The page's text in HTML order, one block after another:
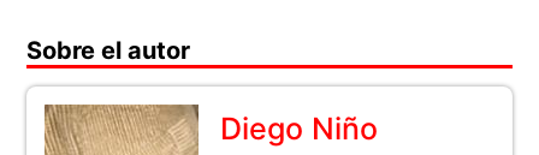
Sobre el autor
Diego Niño